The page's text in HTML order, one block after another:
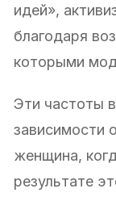
идей»,
благодаря
которыми
Эти частоты
зависимости
женщина,
результате